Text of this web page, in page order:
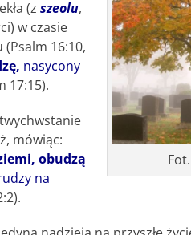
(z szeolu,
w czasie
16:10,
nasycony
17:15).
mówiąc:
obudzą
na